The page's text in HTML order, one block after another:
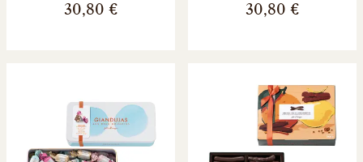
30,80 € 30,80 €